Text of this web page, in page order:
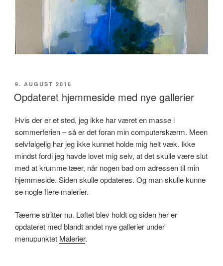
UDGIVET
DEN
9. AUGUST 2016
Opdateret hjemmeside med nye gallerier
Hvis der er et sted, jeg ikke har været en masse i
sommerferien – så er det foran min computerskærm. Meen
selvfølgelig har jeg ikke kunnet holde mig helt væk. Ikke
mindst fordi jeg havde lovet mig selv, at det skulle være slut
med at krumme tæer, når nogen bad om adressen til min
hjemmeside. Siden skulle opdateres. Og man skulle kunne
se nogle flere malerier.
Tæerne stritter nu. Løftet blev holdt og siden her er
opdateret med blandt andet nye gallerier under
menupunktet Malerier.